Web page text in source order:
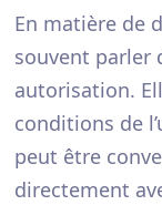
En matière de
souvent parler
autorisation.
conditions de
peut être
directement